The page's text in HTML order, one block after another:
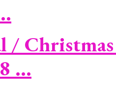
/
...